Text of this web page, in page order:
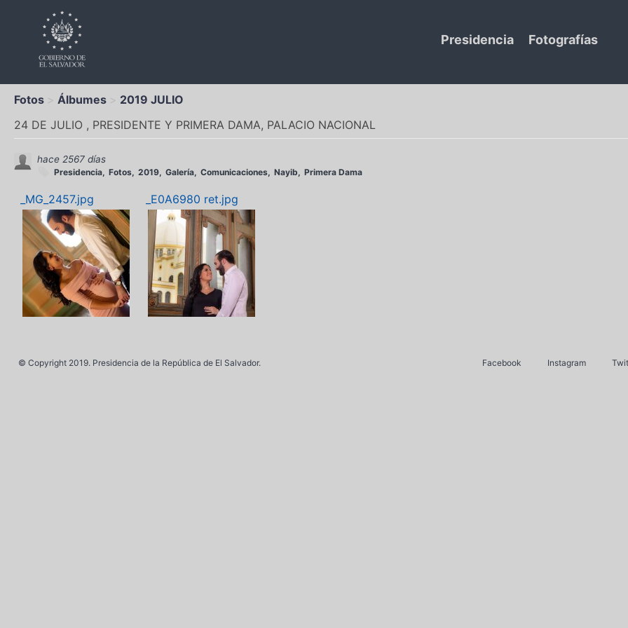
Presidencia Fotografías
Fotos Álbumes
2019 JULIO
24 DE JULIO , PRESIDENTE Y PRIMERA DAMA, PALACIO NACIONAL
hace 2567 días
Presidencia Fotos 2019 Galería Comunicaciones Nayib Primera Dama
_MG_2457.jpg _E0A6980 ret.jpg
© Copyright 2019. Presidencia de la República de El Salvador. Facebook Instagram